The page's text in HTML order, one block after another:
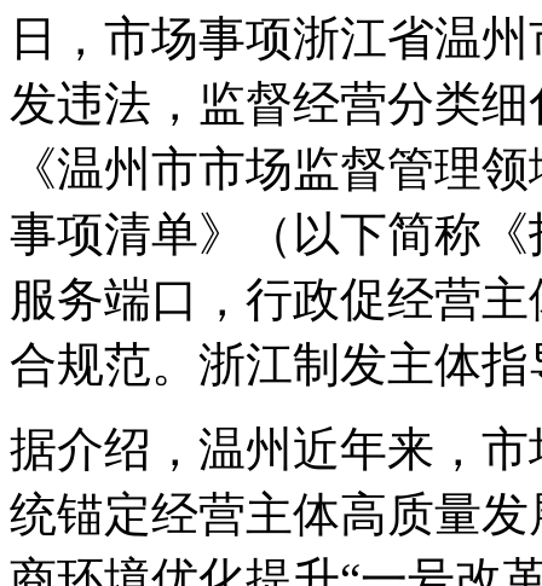
日，市场事项浙江省温
发违法，监督经营分类
《温州市市场监督管理
事项清单》（以下简称
服务端口，行政促经营
合规范。浙江制发主体指
据介绍，温州近年来，
统锚定经营主体高质量